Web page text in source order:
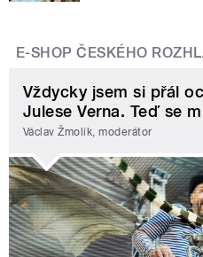
E-SHOP ČESKÉHO
Vždycky jsem si přál
Julese Verna. Teď se
Václav Žmolík, moderátor